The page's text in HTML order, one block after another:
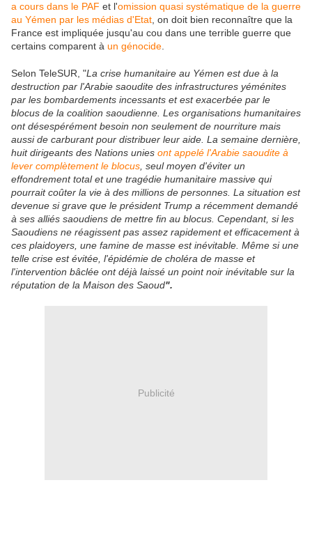
a cours dans le PAF et l'omission quasi systématique de la guerre
au Yémen par les médias d'Etat , on doit bien reconnaître que la
France est impliquée jusqu'au cou dans une terrible guerre que
certains comparent à un génocide
Selon TeleSUR, "La crise humanitaire au Yémen est due à la
destruction par l'Arabie saoudite des infrastructures yéménites
par les bombardements incessants et est exacerbée par le
blocus de la coalition saoudienne. Les organisations humanitaires
ont désespérément besoin non seulement de nourriture mais
aussi de carburant pour distribuer leur aide. La semaine dernière,
huit dirigeants des Nations unies ont appelé l'Arabie saoudite à
lever complètement le blocus , seul moyen d'éviter un
effondrement total et une tragédie humanitaire massive qui
pourrait coûter la vie à des millions de personnes. La situation est
devenue si grave que le président Trump a récemment demandé
à ses alliés saoudiens de mettre fin au blocus. Cependant, si les
Saoudiens ne réagissent pas assez rapidement et efficacement à
ces plaidoyers, une famine de masse est inévitable. Même si une
telle crise est évitée, l'épidémie de choléra de masse et
l'intervention bâclée ont déjà laissé un point noir inévitable sur la
réputation de la Maison des Saoud".
Publicité